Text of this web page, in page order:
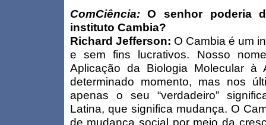
ComCiência: O senhor poderia
instituto Cambia?
Richard Jefferson: O Cambia é um
e sem fins lucrativos. Nosso
Aplicação da Biologia Molecular à
determinado momento, mas nos
apenas o seu “verdadeiro”
Latina, que significa mudança. O
de mudança social por meio da